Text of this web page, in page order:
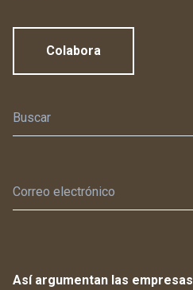
Colabora
Así argumentan las empresas